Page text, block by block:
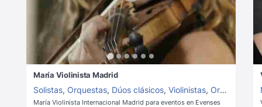
María Violinista Madrid
Solistas, Orquestas, Dúos clásicos, Violinistas, Orquestas clásicas
María Violinista Internacional Madrid para eventos en Evenses